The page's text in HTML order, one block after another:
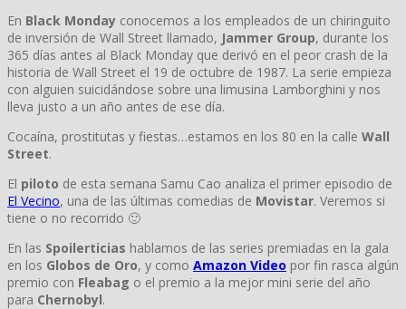
En Black Monday conocemos a los empleados de un chiringuito
de inversión de Wall Street llamado, Jammer Group, durante los
365 días antes al Black Monday que derivó en el peor crash de la
historia de Wall Street el 19 de octubre de 1987. La serie empieza
con alguien suicidándose sobre una limusina Lamborghini y nos
lleva justo a un año antes de ese día.
Cocaína, prostitutas y fiestas…estamos en los 80 en la calle Wall
Street.
El piloto de esta semana Samu Cao analiza el primer episodio de
El Vecino, una de las últimas comedias de Movistar. Veremos si
tiene o no recorrido 🙂
En las Spoilerticias hablamos de las series premiadas en la gala
en los Globos de Oro, y como Amazon Video por fin rasca algún
premio con Fleabag o el premio a la mejor mini serie del año
para Chernobyl.